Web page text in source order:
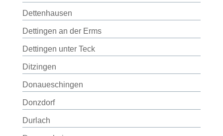
Dettenhausen
Dettingen an der Erms
Dettingen unter Teck
Ditzingen
Donaueschingen
Donzdorf
Durlach